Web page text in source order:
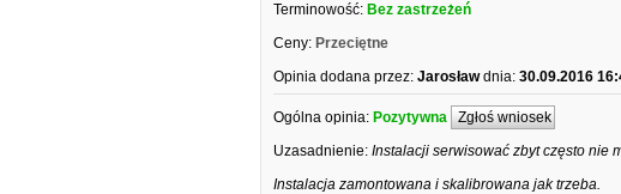
Terminowość: Bez zastrzeżeń
Ceny: Przeciętne
Opinia dodana przez: Jarosław dnia: 30.09.2016
Ogólna opinia: Pozytywna Zgłoś wniosek
Uzasadnienie: Instalacji serwisować zbyt często nie
Instalacja zamontowana i skalibrowana jak trzeba.